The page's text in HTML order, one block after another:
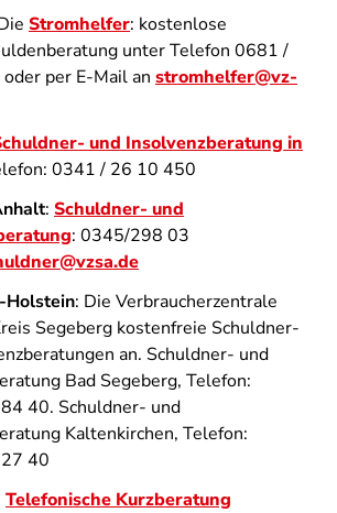
Stromhelfer: kostenlose
unter Telefon 0681 /
per E-Mail an stromhelfer@vz-
und Insolvenzberatung in
0341 / 26 10 450
: Schuldner- und
: 0345/298 03
Holstein: Die Verbraucherzentrale
Segeberg kostenfreie Schuldner-
an. Schuldner- und
Bad Segeberg, Telefon:
40. Schuldner- und
Kaltenkirchen, Telefon:
40
Telefonische Kurzberatung